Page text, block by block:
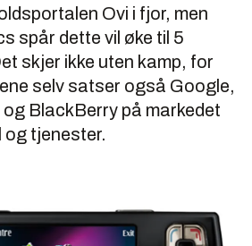
Ovi i fjor, men
spår dette vil øke til 5
skjer ikke uten kamp, for
selv satser også Google,
BlackBerry på markedet
og tjenester.